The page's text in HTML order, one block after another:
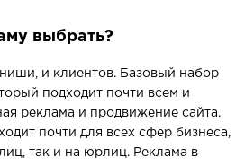
выбрать?
и клиентов. Базовый набор
подходит почти всем и
реклама и продвижение сайта.
почти для всех сфер бизнеса,
так и на юрлиц. Реклама в